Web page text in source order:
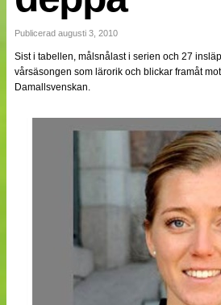
NÄTverket
Nyheter
Bloggar
Webb-TV
Cuper
Medlemsbilder
Till klubbkassan
NÄTverket
Publicerad augusti 3, 2010
Sist i tabellen, målsnålast i serien och 27
vårsäsongen som lärorik och blickar framåt
Damallsvenskan.